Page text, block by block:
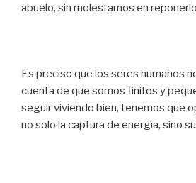
abuelo, sin molestarnos en
Es preciso que los seres humanos
cuenta de que somos finitos y
seguir viviendo bien, tenemos que
no solo la captura de energía, sino